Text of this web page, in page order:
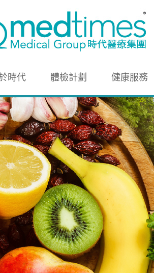
時代 體檢計劃 健康服務